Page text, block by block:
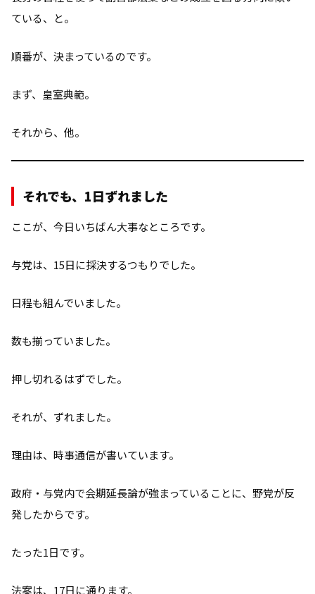
ている、と。
順番が、決まっているのです。
まず、皇室典範。
それから、他。
それでも、1日ずれました
ここが、今日いちばん大事なところです。
与党は、15日に採決するつもりでした。
日程も組んでいました。
数も揃っていました。
押し切れるはずでした。
それが、ずれました。
理由は、時事通信が書いています。
政府・与党内で会期延長論が強まっていることに、野党が反
発したからです。
たった1日です。
法案は、17日に通ります。